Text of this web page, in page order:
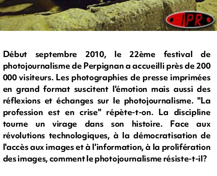
Début septembre 2010, le 22ème festival de
photojournalisme de Perpignan a accueilli près de 200
000 visiteurs. Les photographies de presse imprimées
en grand format suscitent l'émotion mais aussi des
réflexions et échanges sur le photojournalisme. "La
profession est en crise" répète-t-on. La discipline
tourne un virage dans son histoire. Face aux
révolutions technologiques, à la démocratisation de
l'accès aux images et à l'information, à la prolifération
des images, comment le photojournalisme résiste-t-il?